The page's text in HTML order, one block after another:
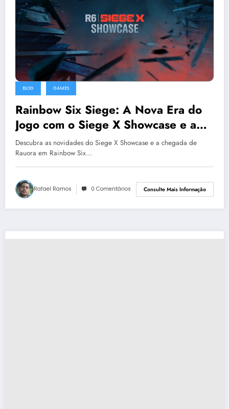
BLOG GAMES
Rainbow Six Siege: A Nova Era do
Jogo com o Siege X Showcase e a
Operadora Rauora
Descubra as novidades do Siege X Showcase e a chegada de
Rauora em Rainbow Six…
Rafael Ramos 0 Comentários Consulte Mais Informação